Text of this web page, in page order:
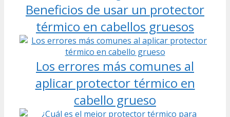
Beneficios de usar un protector
térmico en cabellos gruesos
Los errores más comunes al
aplicar protector térmico en
cabello grueso